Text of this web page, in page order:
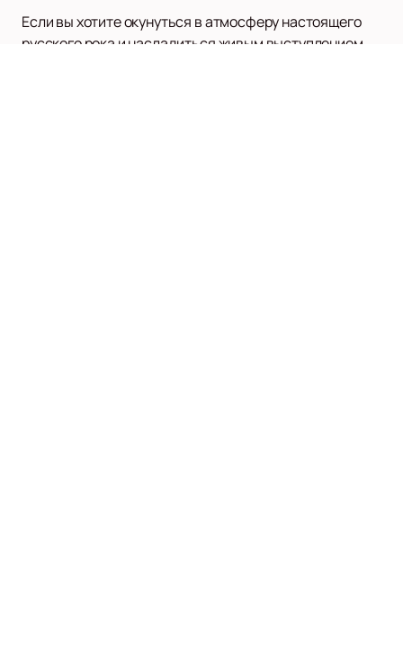
Если вы хотите окунуться в атмосферу настоящего
русского рока и насладиться живым выступлением